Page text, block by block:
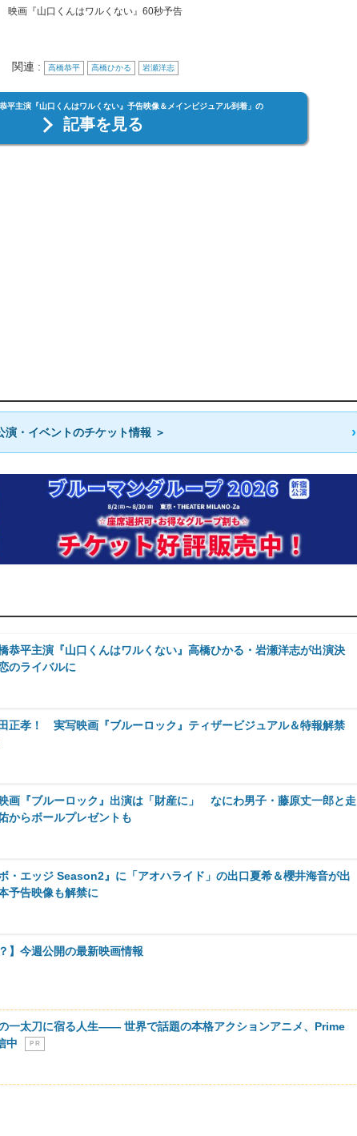
映画『山口くんはワルくない』60秒予告
関連 : 高橋恭平 高橋ひかる 岩瀬洋志
平主演『山口くんはワルくない』予告映像＆メインビジュアル到着」の
記事を見る
演・イベントのチケット情報 ＞
恭平主演『山口くんはワルくない』高橋ひかる・岩瀬洋志が出演決
のライバルに
正孝！ 実写映画『ブルーロック』ティザービジュアル＆特報解禁
画『ブルーロック』出演は「財産に」 なにわ男子・藤原丈一郎と走
からボールプレゼントも
・エッジ Season2』に「アオハライド」の出口夏希＆櫻井海音が出
予告映像も解禁に
】今週公開の最新映画情報
一太刀に宿る人生―― 世界で話題の本格アクションアニメ、Prime
中
P R